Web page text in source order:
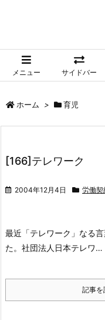
メニュー サイドバー
ホーム > 育児
[166]テレワーク
2004年12月4日 労働契
最近「テレワーク」なる
た。社団法人日本テレワ…
記事を